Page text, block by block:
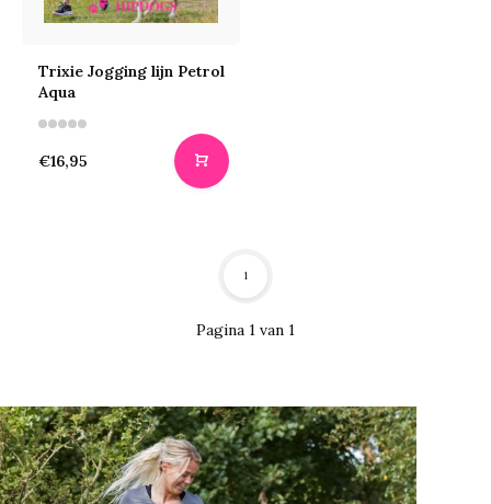
Trixie Jogging lijn Petrol
Aqua
€16,95
Pagina 1 van 1
1